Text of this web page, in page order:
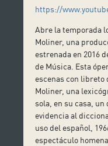
https://
Abre la temporada
Moliner, una
estrenada en 2016
de Música. Esta
escenas con libreto
Moliner, una
sola, en su casa,
evidencia al
uso del español,
espectáculo